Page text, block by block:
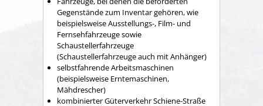
Gegenstände zum Inventar gehören, wie
beispielsweise Ausstellungs-, Film- und
Fernsehfahrzeuge sowie
Schaustellerfahrzeuge
(Schaustellerfahrzeuge auch mit Anhänger)
selbstfahrende Arbeitsmaschinen
(beispielsweise Erntemaschinen,
Mähdrescher)
kombinierter Güterverkehr Schiene-Straße